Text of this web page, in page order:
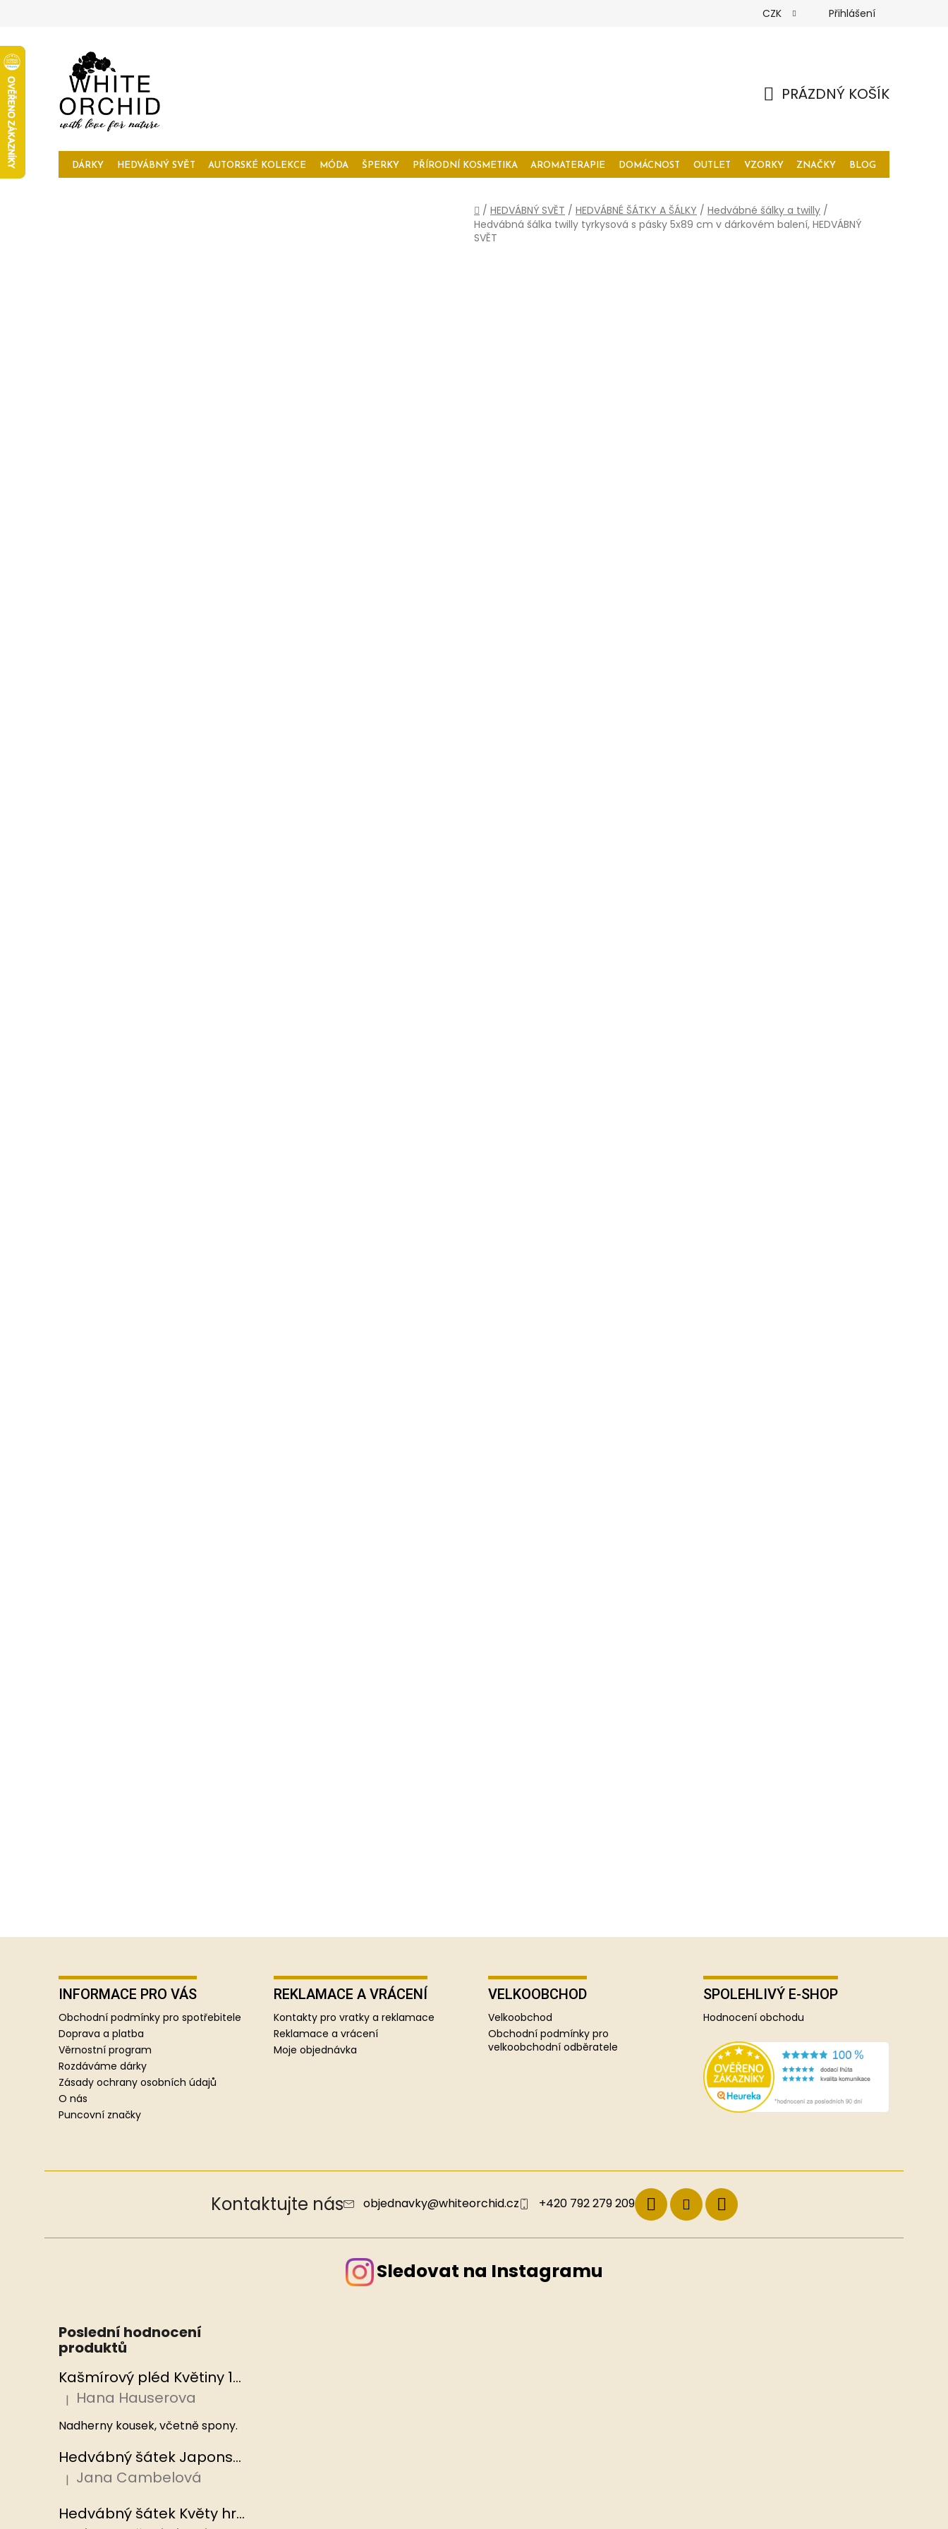
CZK Přihlášení
PRÁZDNÝ KOŠÍK
DÁRKY HEDVÁBNÝ SVĚT AUTORSKÉ KOLEKCE MÓDA ŠPERKY PŘÍRODNÍ KOSMETIKA AROMATERAPIE DOMÁCNOST OUTLET VZORKY ZNAČKY BLOG
Domů
/ HEDVÁBNÝ SVĚT / HEDVÁBNÉ ŠÁTKY A ŠÁLKY / Hedvábné šálky a twilly /
Hedvábná šálka twilly tyrkysová s pásky 5x89 cm v dárkovém balení, HEDVÁBNÝ
SVĚT
INFORMACE PRO VÁS
Obchodní podmínky pro spotřebitele
Doprava a platba
Věrnostní program
Rozdáváme dárky
Zásady ochrany osobních údajů
O nás
Puncovní značky
REKLAMACE A VRÁCENÍ
Kontakty pro vratky a reklamace
Reklamace a vrácení
Moje objednávka
VELKOOBCHOD
Velkoobchod
Obchodní podmínky pro
velkoobchodní odběratele
SPOLEHLIVÝ E-SHOP
Hodnocení obchodu
Kontaktujte nás objednavky@whiteorchid.cz +420 792 279 209
Sledovat na Instagramu
Poslední hodnocení
produktů
Kašmírový pléd Květiny 100x200 cm, Hedvábný svět
Hodnocení produktu je 5 z 5 hvězdiček.
| Hana Hauserova
Nadherny kousek, včetně spony.
Hedvábný šátek Japonská zahrada 110x110 cm v dárkovém balení, HEDVÁBNÝ SVĚT
Hodnocení produktu je 5 z 5 hvězdiček.
| Jana Cambelová
Hedvábný šátek Květy hrachoru 53x53 cm v dárkovém balení, HEDVÁBNÝ SVĚT